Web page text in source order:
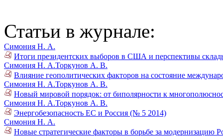
Статьи в журнале:
Симония Н. А.
Итоги президентских выборов в США и перспективы
Симония Н. А.Торкунов А. В.
Влияние геополитических факторов на состояние
Симония Н. А.Торкунов А. В.
Новый мировой порядок: от биполярности к
Симония Н. А.Торкунов А. В.
Энергобезопасность ЕС и Россия (№ 5 2014)
Симония Н. А.
Новые стратегические факторы в борьбе за модернизацию